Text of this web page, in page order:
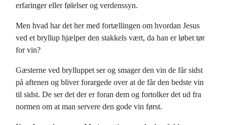
erfaringer eller følelser og verdenssyn.
Men hvad har det her med fortællingen om hvordan Jesus
ved et bryllup hjælper den stakkels vært, da han er løbet tør
for vin?
Gæsterne ved brylluppet ser og smager den vin de får sidst
på aftenen og bliver forargede over at de får den bedste vin
til sidst. De ser det der er foran dem og fortolker det ud fra
normen om at man servere den gode vin først.